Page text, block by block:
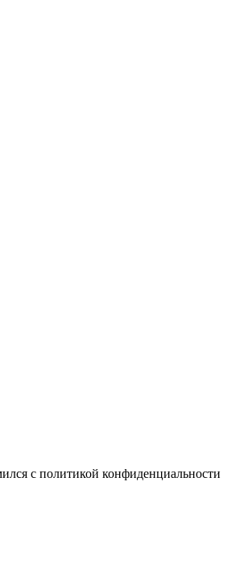
с политикой конфиденциальности